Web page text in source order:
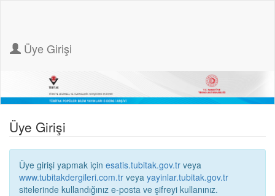
Üye Girişi
Üye Girişi
Üye girişi yapmak için esatis.tubitak.gov.tr veya
www.tubitakdergileri.com.tr veya yayinlar.tubitak.gov.tr
sitelerinde kullandığınız e-posta ve şifreyi kullanınız.